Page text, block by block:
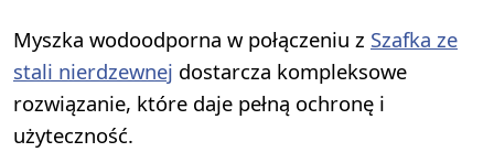
Myszka wodoodporna w połączeniu z Szafka ze
stali nierdzewnej dostarcza kompleksowe
rozwiązanie, które daje pełną ochronę i
użyteczność.